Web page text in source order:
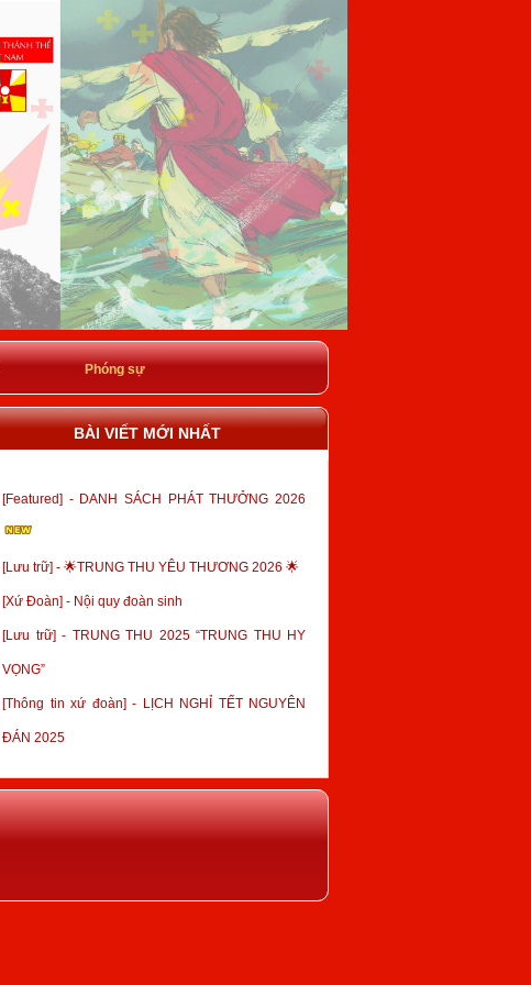
Phóng sự
BÀI VIẾT MỚI NHẤT
[Featured] - DANH SÁCH PHÁT THƯỞNG 2026
[Lưu trữ] - 🌟TRUNG THU YÊU THƯƠNG 2026 🌟
[Xứ Đoàn] - Nội quy đoàn sinh
[Lưu trữ] - TRUNG THU 2025 “TRUNG THU HY
VỌNG”
[Thông tin xứ đoàn] - LỊCH NGHỈ TẾT NGUYÊN
ĐÁN 2025